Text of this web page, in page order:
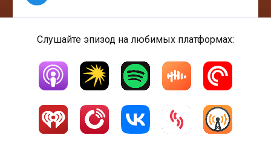
Слушайте эпизод на любимых платформах: